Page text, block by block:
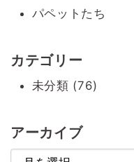
パペットたち
カテゴリー
未分類 (76)
アーカイブ